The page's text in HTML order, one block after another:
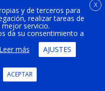
462
970
20:00
X
y de terceros para
realizar tareas de
servicio.
da su consentimiento a
Leer más AJUSTES
ACEPTAR